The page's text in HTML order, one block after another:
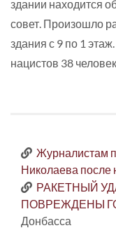
здании находится
совет. Произошло
здания с 9 по 1
нацистов 38 человек.
Журналистам
Николаева после
РАКЕТНЫЙ
ПОВРЕЖДЕНЫ
Донбасса